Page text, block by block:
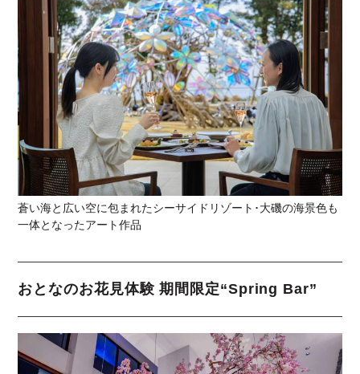
蒼い海と広い空に包まれたシーサイドリゾート･大磯の海景色も
一体となったアート作品
おとなのお花見体験 期間限定“Spring Bar”